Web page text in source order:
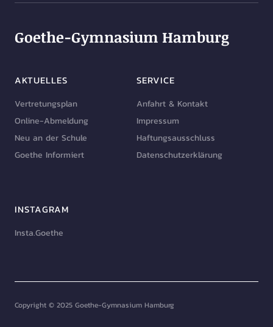
Goethe-Gymnasium Hamburg
AKTUELLES
Vertretungsplan
Online-Abmeldung
Neu an der Schule
Goethe Informiert
SERVICE
Anfahrt & Kontakt
Impressum
Haftungsausschluss
Datenschutzerklärung
INSTAGRAM
Insta.Goethe
Copyright © 2025 Goethe-Gymnasium Hamburg